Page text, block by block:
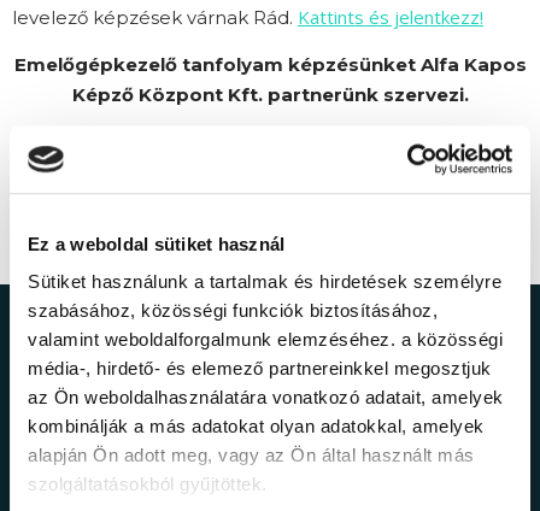
Ez a weboldal sütiket használ
Sütiket használunk a tartalmak és hirdetések személyre
szabásához, közösségi funkciók biztosításához,
valamint weboldalforgalmunk elemzéséhez. a közösségi
média-, hirdető- és elemező partnereinkkel megosztjuk
az Ön weboldalhasználatára vonatkozó adatait, amelyek
kombinálják a más adatokat olyan adatokkal, amelyek
alapján Ön adott meg, vagy az Ön által használt más
szolgáltatásokból gyűjtöttek.
levelező képzések várnak Rád. Kattints és jelentkezz!
Emelőgépkezelő tanfolyam képzésünket Alfa Kapos
Képző Központ Kft. partnerünk szervezi.
Ne maradj le a
legfrissebb
információkról!